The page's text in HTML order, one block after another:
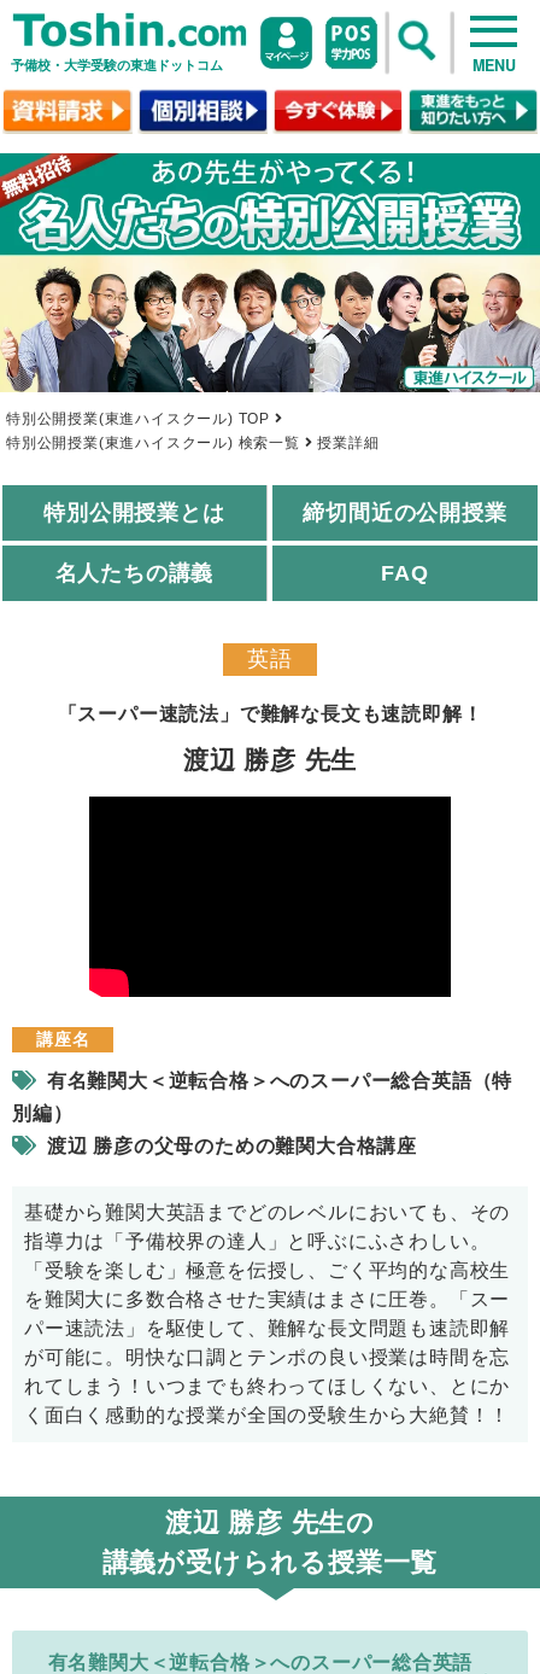
予備校・大学受験の東進ドットコム MENU
特別公開授業(東進ハイスクール) TOP
特別公開授業(東進ハイスクール) 検索一覧
授業詳細
特別公開授業とは 締切間近の公開授業
名人たちの講義 FAQ
英語
「スーパー速読法」で難解な長文も速読即解！
渡辺 勝彦 先生
講座名
有名難関大＜逆転合格＞へのスーパー総合英語（特
別編）
渡辺 勝彦の父母のための難関大合格講座
基礎から難関大英語までどのレベルにおいても、その
指導力は「予備校界の達人」と呼ぶにふさわしい。
「受験を楽しむ」極意を伝授し、ごく平均的な高校生
を難関大に多数合格させた実績はまさに圧巻。「スー
パー速読法」を駆使して、難解な長文問題も速読即解
が可能に。明快な口調とテンポの良い授業は時間を忘
れてしまう！いつまでも終わってほしくない、とにか
く面白く感動的な授業が全国の受験生から大絶賛！！
渡辺 勝彦 先生の
講義が受けられる授業一覧
有名難関大＜逆転合格＞へのスーパー総合英語